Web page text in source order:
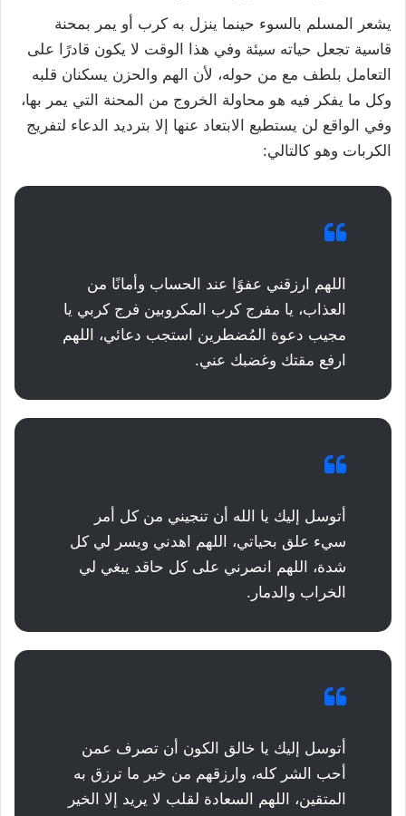
يشعر المسلم بالسوء حينما ينزل به كرب أو يمر بمحنة
قاسية تجعل حياته سيئة وفي هذا الوقت لا يكون قادرًا على
التعامل بلطف مع من حوله، لأن الهم والحزن يسكنان قلبه
وكل ما يفكر فيه هو محاولة الخروج من المحنة التي يمر بها،
وفي الواقع لن يستطيع الابتعاد عنها إلا بترديد الدعاء لتفريج
الكربات وهو كالتالي:
اللهم ارزقني عفوًا عند الحساب وأمانًا من
العذاب، يا مفرج كرب المكروبين فرج كربي يا
مجيب دعوة المُضطرين استجب دعائي، اللهم
ارفع مقتك وغضبك عني.
أتوسل إليك يا الله أن تنجيني من كل أمر
سيء علق بحياتي، اللهم اهدني ويسر لي كل
شدة، اللهم انصرني على كل حاقد يبغي لي
الخراب والدمار.
أتوسل إليك يا خالق الكون أن تصرف عمن
أحب الشر كله، وارزقهم من خير ما ترزق به
المتقين، اللهم السعادة لقلب لا يريد إلا الخير